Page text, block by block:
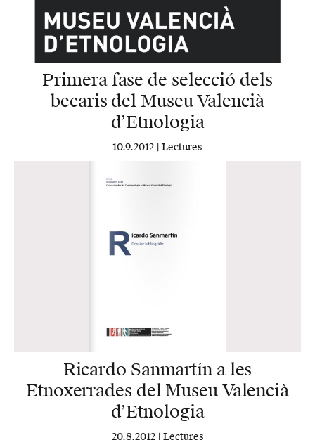
Primera fase de selecció dels
becaris del Museu Valencià
d’Etnologia
10.9.2012 | Lectures
Ricardo Sanmartín a les
Etnoxerrades del Museu Valencià
d’Etnologia
20.8.2012 | Lectures